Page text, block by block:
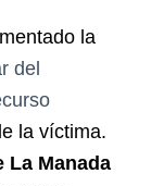
la
del
la víctima.
La Manada